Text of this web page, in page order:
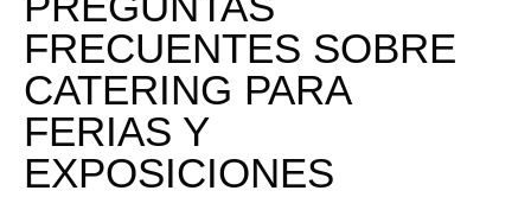
FRECUENTES SOBRE
CATERING PARA
FERIAS Y
EXPOSICIONES